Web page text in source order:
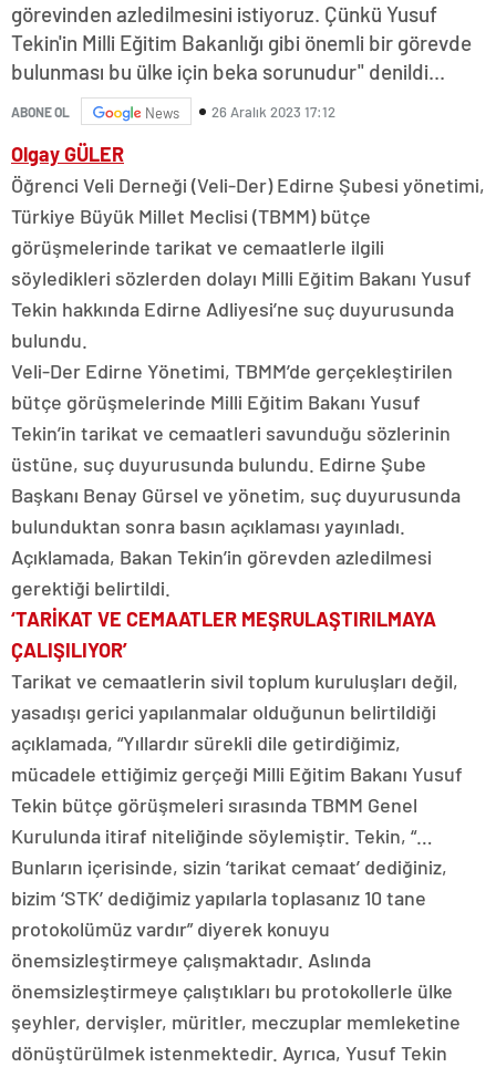
görevinden azledilmesini istiyoruz. Çünkü Yusuf
Tekin'in Milli Eğitim Bakanlığı gibi önemli bir görevde
bulunması bu ülke için beka sorunudur" denildi...
ABONE OL News 26 Aralık 2023 17:12
Olgay GÜLER
Öğrenci Veli Derneği (Veli-Der) Edirne Şubesi yönetimi,
Türkiye Büyük Millet Meclisi (TBMM) bütçe
görüşmelerinde tarikat ve cemaatlerle ilgili
söyledikleri sözlerden dolayı Milli Eğitim Bakanı Yusuf
Tekin hakkında Edirne Adliyesi’ne suç duyurusunda
bulundu.
Veli-Der Edirne Yönetimi, TBMM’de gerçekleştirilen
bütçe görüşmelerinde Milli Eğitim Bakanı Yusuf
Tekin’in tarikat ve cemaatleri savunduğu sözlerinin
üstüne, suç duyurusunda bulundu. Edirne Şube
Başkanı Benay Gürsel ve yönetim, suç duyurusunda
bulunduktan sonra basın açıklaması yayınladı.
Açıklamada, Bakan Tekin’in görevden azledilmesi
gerektiği belirtildi.
‘TARİKAT VE CEMAATLER MEŞRULAŞTIRILMAYA
ÇALIŞILIYOR’
Tarikat ve cemaatlerin sivil toplum kuruluşları değil,
yasadışı gerici yapılanmalar olduğunun belirtildiği
açıklamada, “Yıllardır sürekli dile getirdiğimiz,
mücadele ettiğimiz gerçeği Milli Eğitim Bakanı Yusuf
Tekin bütçe görüşmeleri sırasında TBMM Genel
Kurulunda itiraf niteliğinde söylemiştir. Tekin, “…
Bunların içerisinde, sizin ‘tarikat cemaat’ dediğiniz,
bizim ‘STK’ dediğimiz yapılarla toplasanız 10 tane
protokolümüz vardır” diyerek konuyu
önemsizleştirmeye çalışmaktadır. Aslında
önemsizleştirmeye çalıştıkları bu protokollerle ülke
şeyhler, dervişler, müritler, meczuplar memleketine
dönüştürülmek istenmektedir. Ayrıca, Yusuf Tekin